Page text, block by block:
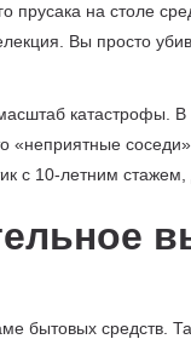
прусака на столе
Вы просто
катастрофы. В
с 10-летним
бытовых